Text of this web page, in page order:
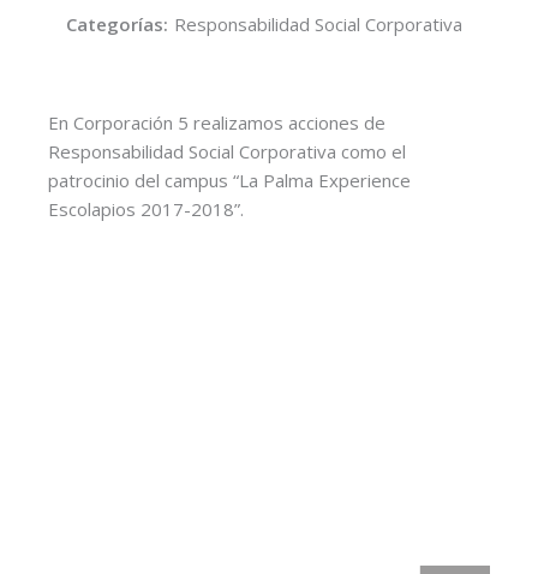
Categorías: Responsabilidad Social Corporativa
En Corporación 5 realizamos acciones de
Responsabilidad Social Corporativa como el
patrocinio del campus “La Palma Experience
Escolapios 2017-2018”.